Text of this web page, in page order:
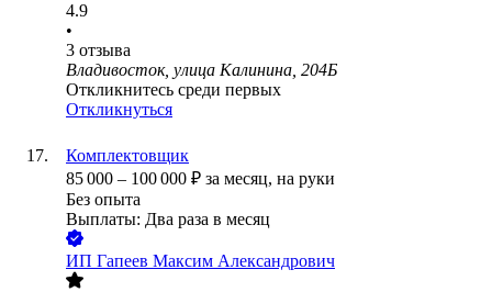
4.9
•
3 отзыва
Владивосток, улица Калинина, 204Б
Откликнитесь среди первых
Откликнуться
Комплектовщик
85 000 – 100 000 ₽ за месяц, на руки
Без опыта
Выплаты: Два раза в месяц
ИП Гапеев Максим Александрович